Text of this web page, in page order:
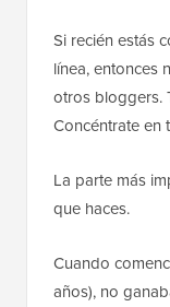
Si recién estás
línea, entonces
otros bloggers.
Concéntrate en
La parte más
que haces.
Cuando
años), no